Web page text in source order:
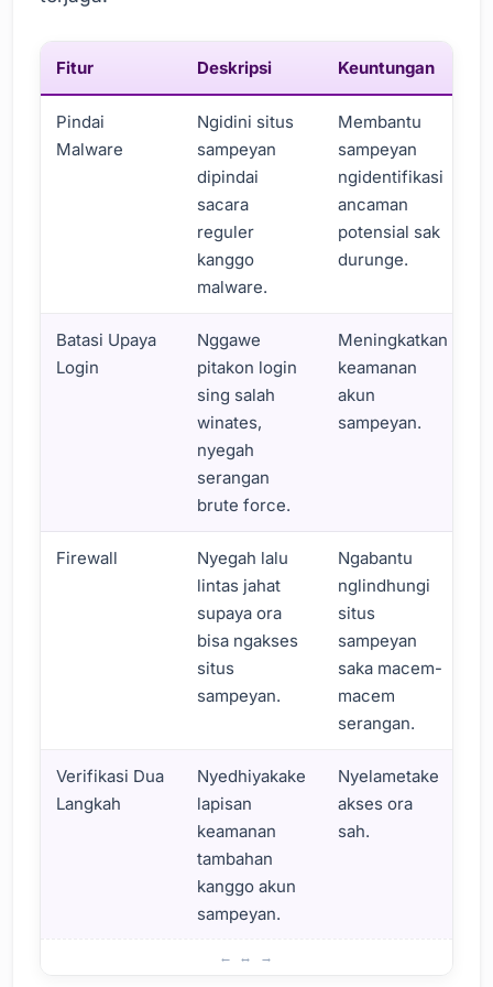
Fitur Deskripsi Keuntungan
Pindai
Malware
Ngidini situs
sampeyan
dipindai
sacara
reguler
kanggo
malware.
Membantu
sampeyan
ngidentifikasi
ancaman
potensial sak
durunge.
Batasi Upaya
Login
Nggawe
pitakon login
sing salah
winates,
nyegah
serangan
brute force.
Meningkatkan
keamanan
akun
sampeyan.
Firewall
Nyegah lalu
lintas jahat
supaya ora
bisa ngakses
situs
sampeyan.
Ngabantu
nglindhungi
situs
sampeyan
saka macem-
macem
serangan.
Verifikasi Dua
Langkah
Nyedhiyakake
lapisan
keamanan
tambahan
kanggo akun
sampeyan.
Nyelametake
akses ora
sah.